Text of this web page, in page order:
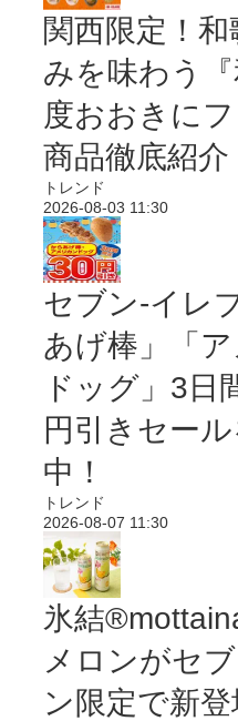
関西限定！
みを味わう
度おおきに
商品徹底紹介
トレンド
2026-08-03 11:30
セブン‐イレ
あげ棒」「
ドッグ」3日
円引きセー
中！
トレンド
2026-08-07 11:30
氷結
メロンがセ
ン限定で新登